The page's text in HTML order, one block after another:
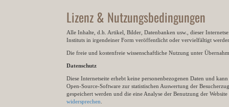
Lizenz & Nutzungsbedingungen
Alle Inhalte, d.h. Artikel, Bilder, Datenbanken usw., dieser
Instituts in irgendeiner Form veröffentlicht oder vervielfältigt
Die freie und kostenfreie wissenschaftliche Nutzung unter
Datenschutz
Diese Internetseite erhebt keine personenbezogenen Daten und
Open-Source-Software zur statistischen Auswertung der
gespeichert werden und die eine Analyse der Benutzung der
widersprechen